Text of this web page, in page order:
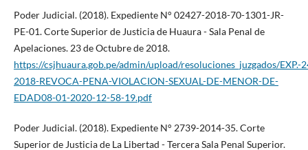
Poder Judicial. (2018). Expediente N° 02427-2018-70-1301-JR-
PE-01. Corte Superior de Justicia de Huaura - Sala Penal de
Apelaciones. 23 de Octubre de 2018.
https://csjhuaura.gob.pe/admin/upload/resoluciones_juzgados/EXP.-
2018-REVOCA-PENA-VIOLACION-SEXUAL-DE-MENOR-DE-
EDAD08-01-2020-12-58-19.pdf
Poder Judicial. (2018). Expediente N° 2739-2014-35. Corte
Superior de Justicia de La Libertad - Tercera Sala Penal Superior.